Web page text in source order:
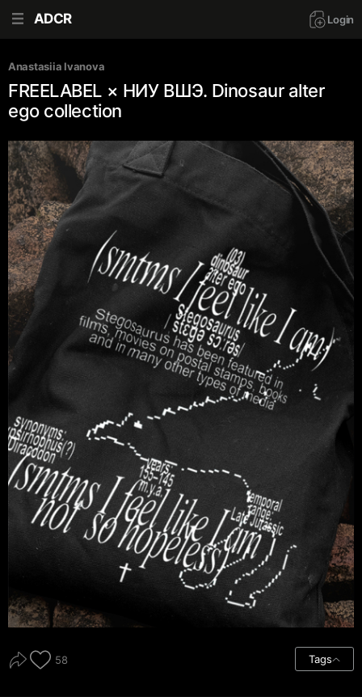
ADCR Login
Anastasiia Ivanova
FREELABEL × НИУ ВШЭ. Dinosaur alter
ego collection
58 Tags